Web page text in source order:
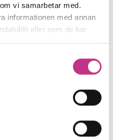
vi samarbetar med.
informationen med annan
eller som de har
tjänster.
verksamhet – så gör